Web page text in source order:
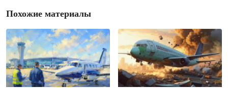
Похожие материалы